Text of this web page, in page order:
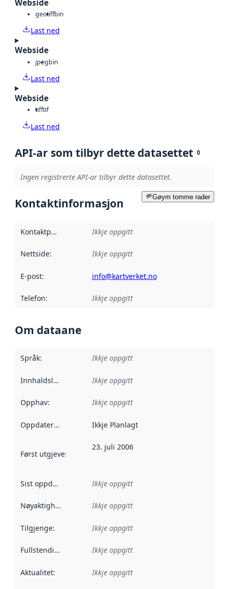
Webside
geotiffbin
Last ned
Webside
jpegbin
Last ned
Webside
tifftif
Last ned
API-ar som tilbyr dette datasettet 0
Ingen registrerte API-ar tilbyr dette datasettet.
Gøym tomme rader
Kontaktinformasjon
Kontaktpunkt Ikkje oppgitt
Nettside: Ikkje oppgitt
E-post: info@kartverket.no
Telefon: Ikkje oppgitt
Om dataane
Språk: Ikkje oppgitt
Innhaldsleverandørar :
Ikkje oppgitt
Opphav: Ikkje oppgitt
Oppdateringsfrekvens :
Ikkje Planlagt
Først utgjeve: Denne datoen seier når dataa i dette
23. juli 2006
Sist oppdatert Ikkje oppgitt
Nøyaktigheit Ikkje oppgitt
Tilgjenge: Ikkje oppgitt
Fullstendigheit Ikkje oppgitt
Aktualitet: Ikkje oppgitt